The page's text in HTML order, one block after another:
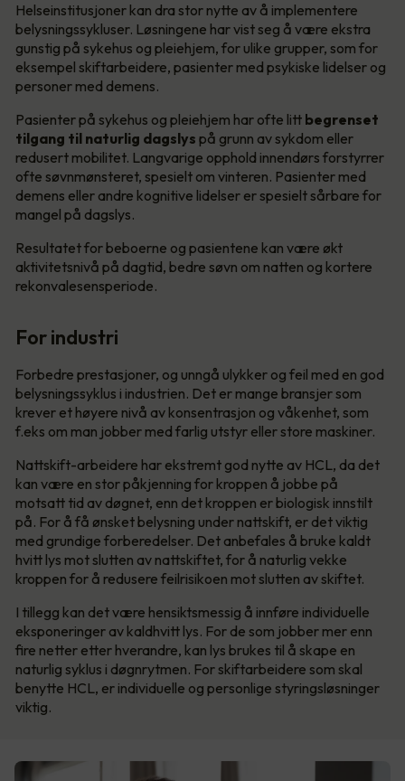
Helseinstitusjoner kan dra stor nytte av å implementere
belysningssykluser. Løsningene har vist seg å være ekstra
gunstig på sykehus og pleiehjem, for ulike grupper, som for
eksempel skiftarbeidere, pasienter med psykiske lidelser og
personer med demens.
Pasienter på sykehus og pleiehjem har ofte litt begrenset
tilgang til naturlig dagslys på grunn av sykdom eller
redusert mobilitet. Langvarige opphold innendørs forstyrrer
ofte søvnmønsteret, spesielt om vinteren. Pasienter med
demens eller andre kognitive lidelser er spesielt sårbare for
mangel på dagslys.
Resultatet for beboerne og pasientene kan være økt
aktivitetsnivå på dagtid, bedre søvn om natten og kortere
rekonvalesensperiode.
For industri
Forbedre prestasjoner, og unngå ulykker og feil med en god
belysningssyklus i industrien. Det er mange bransjer som
krever et høyere nivå av konsentrasjon og våkenhet, som
f.eks om man jobber med farlig utstyr eller store maskiner.
Nattskift-arbeidere har ekstremt god nytte av HCL, da det
kan være en stor påkjenning for kroppen å jobbe på
motsatt tid av døgnet, enn det kroppen er biologisk innstilt
på. For å få ønsket belysning under nattskift, er det viktig
med grundige forberedelser. Det anbefales å bruke kaldt
hvitt lys mot slutten av nattskiftet, for å naturlig vekke
kroppen for å redusere feilrisikoen mot slutten av skiftet.
I tillegg kan det være hensiktsmessig å innføre individuelle
eksponeringer av kaldhvitt lys. For de som jobber mer enn
fire netter etter hverandre, kan lys brukes til å skape en
naturlig syklus i døgnrytmen. For skiftarbeidere som skal
benytte HCL, er individuelle og personlige styringsløsninger
viktig.